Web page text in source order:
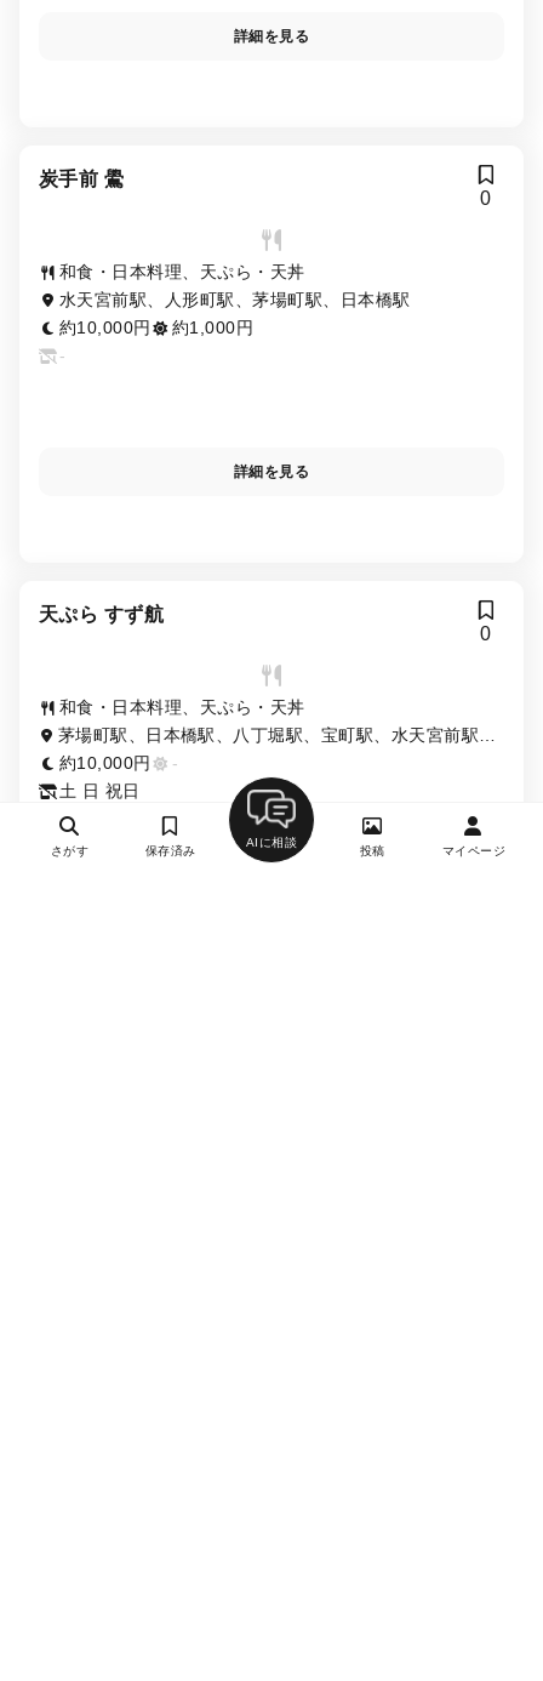
詳細を見る
炭手前 鷽
0
和食・日本料理、天ぷら・天丼
水天宮前駅、人形町駅、茅場町駅、日本橋駅
約10,000円
約1,000円
-
詳細を見る
天ぷら すず航
0
和食・日本料理、天ぷら・天丼
茅場町駅、日本橋駅、八丁堀駅、宝町駅、水天宮前駅、
京橋駅
約10,000円
-
土 日 祝日
さがす 保存済み
AIに相談
投稿 マイページ